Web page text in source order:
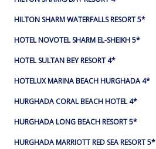
HILTON SHARM WATERFALLS RESORT 5*
HOTEL NOVOTEL SHARM EL-SHEIKH 5*
HOTEL SULTAN BEY RESORT 4*
HOTELUX MARINA BEACH HURGHADA 4*
HURGHADA CORAL BEACH HOTEL 4*
HURGHADA LONG BEACH RESORT 5*
HURGHADA MARRIOTT RED SEA RESORT 5*